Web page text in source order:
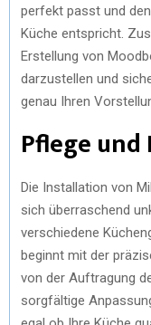
perfekt passt und
Küche entspricht.
Erstellung von
darzustellen und
genau Ihren
Pflege
Die Installation von
sich überraschend
verschiedene
beginnt mit der
von der Auftragung
sorgfältige